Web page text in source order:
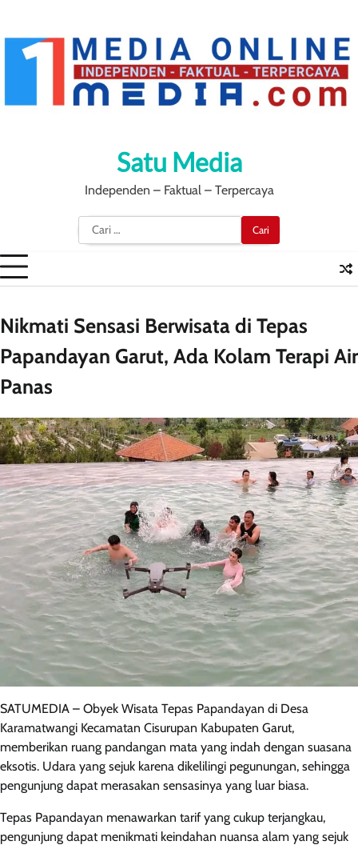
content
Satu Media
Independen – Faktual – Terpercaya
Cari
untuk:
Nikmati Sensasi Berwisata di Tepas
Papandayan Garut, Ada Kolam Terapi Air
Panas
SATUMEDIA – Obyek Wisata Tepas Papandayan di Desa
Karamatwangi Kecamatan Cisurupan Kabupaten Garut,
memberikan ruang pandangan mata yang indah dengan suasana
eksotis. Udara yang sejuk karena dikelilingi pegunungan, sehingga
pengunjung dapat merasakan sensasinya yang luar biasa.
Tepas Papandayan menawarkan tarif yang cukup terjangkau,
pengunjung dapat menikmati keindahan nuansa alam yang sejuk